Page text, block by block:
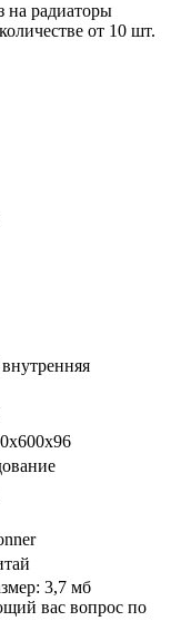
на радиаторы
от 10 шт.
3,7 мб
вас вопрос по